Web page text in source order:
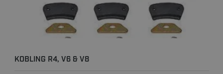
KOBLING R4, V6 & V8